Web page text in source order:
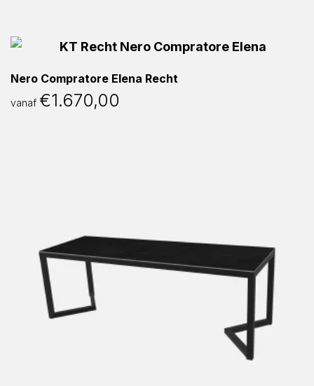
Nero Compratore Elena Recht
vanaf €1.670,00